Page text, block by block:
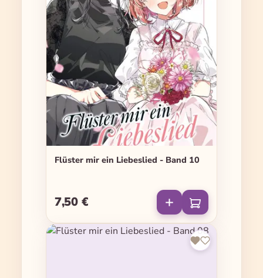
Flüster mir ein Liebeslied - Band 10
Regulärer Preis:
7,50 €